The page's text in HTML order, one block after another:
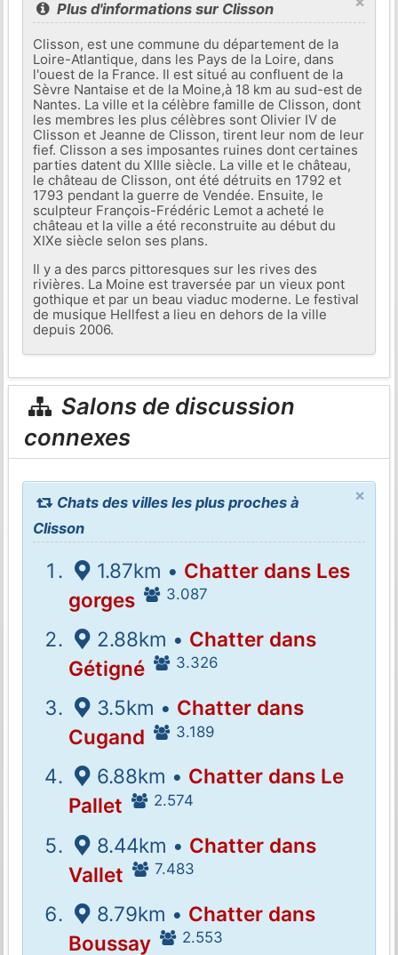
Plus d'informations sur Clisson
Clisson, est une commune du département de la
Loire-Atlantique, dans les Pays de la Loire, dans
l'ouest de la France. Il est situé au confluent de la
Sèvre Nantaise et de la Moine,à 18 km au sud-est de
Nantes. La ville et la célèbre famille de Clisson, dont
les membres les plus célèbres sont Olivier IV de
Clisson et Jeanne de Clisson, tirent leur nom de leur
fief. Clisson a ses imposantes ruines dont certaines
parties datent du XIIIe siècle. La ville et le château,
le château de Clisson, ont été détruits en 1792 et
1793 pendant la guerre de Vendée. Ensuite, le
sculpteur François-Frédéric Lemot a acheté le
château et la ville a été reconstruite au début du
XIXe siècle selon ses plans.
Il y a des parcs pittoresques sur les rives des
rivières. La Moine est traversée par un vieux pont
gothique et par un beau viaduc moderne. Le festival
de musique Hellfest a lieu en dehors de la ville
depuis 2006.
Salons de discussion
connexes
×
Chats des villes les plus proches à
Clisson
1.87km • Chatter dans Les
gorges
3.087
2.88km • Chatter dans
Gétigné
3.326
3.5km • Chatter dans
Cugand
3.189
6.88km • Chatter dans Le
Pallet
2.574
8.44km • Chatter dans
Vallet
7.483
8.79km • Chatter dans
Boussay
2.553